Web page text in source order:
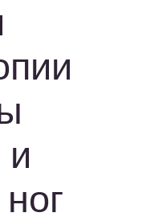
и